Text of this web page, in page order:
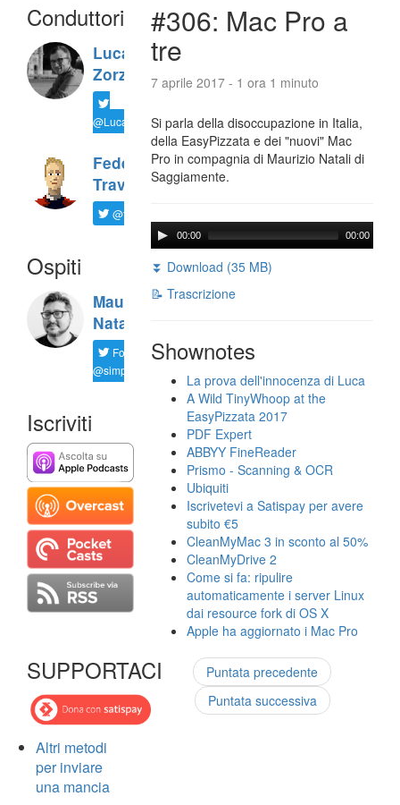
Conduttori
Luca
Zorzi
@LucaTNT
Federico
Travaini
@ftrava
Ospiti
Maurizio
Natali
Follow
@simplemal
Iscriviti
SUPPORTACI
Altri metodi
per inviare
una mancia
#306: Mac Pro a
tre
7 aprile 2017 - 1 ora 1 minuto
Si parla della disoccupazione in Italia,
della EasyPizzata e dei "nuovi" Mac
Pro in compagnia di Maurizio Natali di
Saggiamente.
00:00 00:00
⏬ Download (35 MB)
📝 Trascrizione
Shownotes
La prova dell'innocenza di Luca
A Wild TinyWhoop at the
EasyPizzata 2017
PDF Expert
ABBYY FineReader
Prismo - Scanning & OCR
Ubiquiti
Iscrivetevi a Satispay per avere
subito €5
CleanMyMac 3 in sconto al 50%
CleanMyDrive 2
Come si fa: ripulire
automaticamente i server Linux
dai resource fork di OS X
Apple ha aggiornato i Mac Pro
Puntata precedente
Puntata successiva